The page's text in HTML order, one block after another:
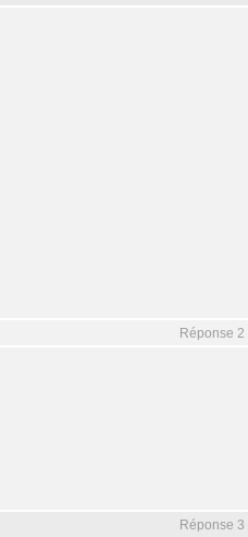
Réponse
Réponse